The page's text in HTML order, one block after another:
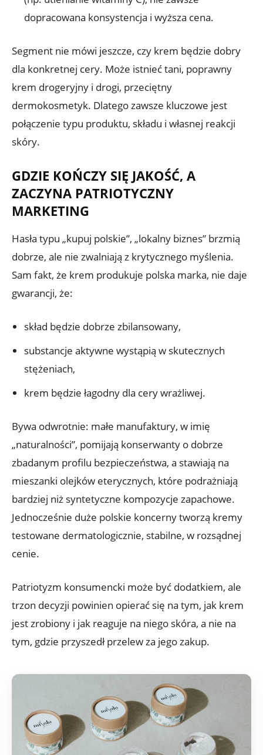
dopracowana konsystencja i wyższa cena.
Segment nie mówi jeszcze, czy krem będzie dobry
dla konkretnej cery. Może istnieć tani, poprawny
krem drogeryjny i drogi, przeciętny
dermokosmetyk. Dlatego zawsze kluczowe jest
połączenie typu produktu, składu i własnej reakcji
skóry.
GDZIE KOŃCZY SIĘ JAKOŚĆ, A
ZACZYNA PATRIOTYCZNY
MARKETING
Hasła typu „kupuj polskie”, „lokalny biznes” brzmią
dobrze, ale nie zwalniają z krytycznego myślenia.
Sam fakt, że krem produkuje polska marka, nie daje
gwarancji, że:
skład będzie dobrze zbilansowany,
substancje aktywne wystąpią w skutecznych
stężeniach,
krem będzie łagodny dla cery wrażliwej.
Bywa odwrotnie: małe manufaktury, w imię
„naturalności”, pomijają konserwanty o dobrze
zbadanym profilu bezpieczeństwa, a stawiają na
mieszanki olejków eterycznych, które podrażniają
bardziej niż syntetyczne kompozycje zapachowe.
Jednocześnie duże polskie koncerny tworzą kremy
testowane dermatologicznie, stabilne, w rozsądnej
cenie.
Patriotyzm konsumencki może być dodatkiem, ale
trzon decyzji powinien opierać się na tym, jak krem
jest zrobiony i jak reaguje na niego skóra, a nie na
tym, gdzie przyszedł przelew za jego zakup.